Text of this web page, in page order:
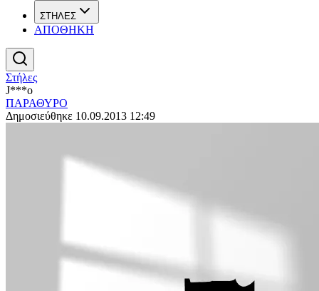
ΣΤΗΛΕΣ
ΑΠΟΘΗΚΗ
Στήλες
J***o
ΠΑΡΑΘΥΡΟ
Δημοσιεύθηκε 10.09.2013 12:49